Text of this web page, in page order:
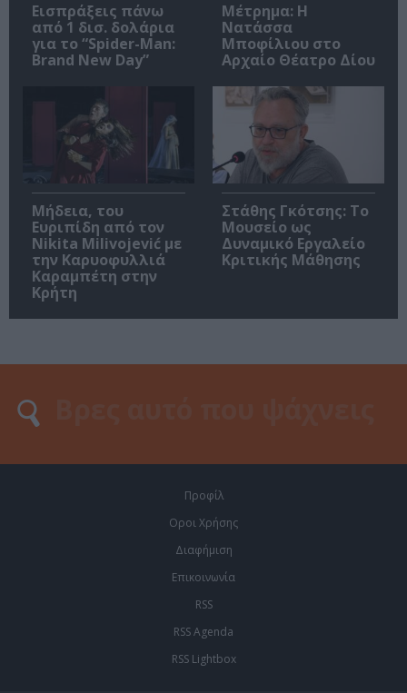
Εισπράξεις πάνω
από 1 δισ. δολάρια
για το “Spider-Man:
Brand New Day”
Μέτρημα: Η
Νατάσσα
Μποφίλιου στο
Αρχαίο Θέατρο Δίου
Μήδεια, του
Ευριπίδη από τον
Nikita Milivojević με
την Καρυοφυλλιά
Καραμπέτη στην
Κρήτη
Στάθης Γκότσης: Το
Μουσείο ως
Δυναμικό Εργαλείο
Κριτικής Μάθησης
Προφίλ
Οροι Χρήσης
Διαφήμιση
Επικοινωνία
RSS
RSS Agenda
RSS Lightbox